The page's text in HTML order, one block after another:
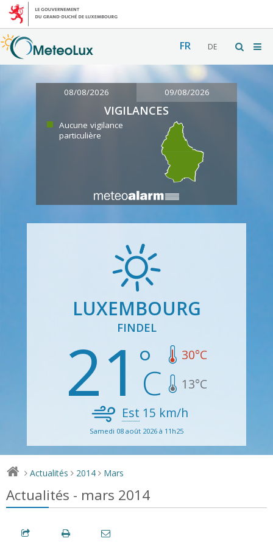
FR DE
08/08/2026 09/08/2026
VIGILANCES
Aucune vigilance
particulière
LUXEMBOURG
FINDEL
21 30°C
13°C
Est 15 km/h
Samedi 08 août 2026 à 11h25
> Actualités > 2014 > Mars
Actualités - mars 2014